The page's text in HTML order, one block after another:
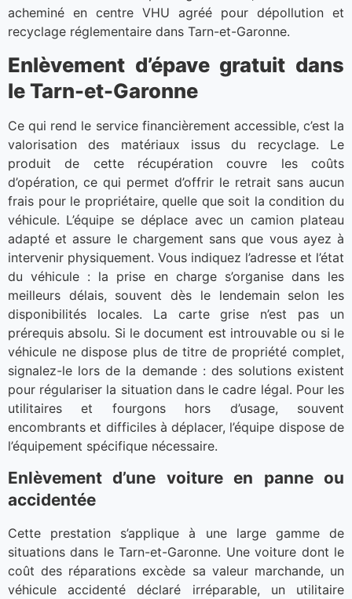
acheminé en centre VHU agréé pour dépollution et
recyclage réglementaire dans Tarn-et-Garonne.
Enlèvement d’épave gratuit dans
le Tarn-et-Garonne
Ce qui rend le service financièrement accessible, c’est la
valorisation des matériaux issus du recyclage. Le
produit de cette récupération couvre les coûts
d’opération, ce qui permet d’offrir le retrait sans aucun
frais pour le propriétaire, quelle que soit la condition du
véhicule. L’équipe se déplace avec un camion plateau
adapté et assure le chargement sans que vous ayez à
intervenir physiquement. Vous indiquez l’adresse et l’état
du véhicule : la prise en charge s’organise dans les
meilleurs délais, souvent dès le lendemain selon les
disponibilités locales. La carte grise n’est pas un
prérequis absolu. Si le document est introuvable ou si le
véhicule ne dispose plus de titre de propriété complet,
signalez-le lors de la demande : des solutions existent
pour régulariser la situation dans le cadre légal. Pour les
utilitaires et fourgons hors d’usage, souvent
encombrants et difficiles à déplacer, l’équipe dispose de
l’équipement spécifique nécessaire.
Enlèvement d’une voiture en panne ou
accidentée
Cette prestation s’applique à une large gamme de
situations dans le Tarn-et-Garonne. Une voiture dont le
coût des réparations excède sa valeur marchande, un
véhicule accidenté déclaré irréparable, un utilitaire